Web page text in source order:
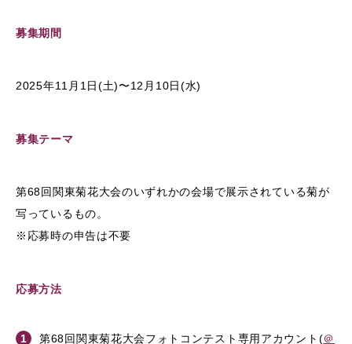
募集期間
2025年11月1日(土)〜12月10日(水)
募集テーマ
第68回関東菊花大会のいずれかの会場で展示されている菊が
写っているもの。
※応募時の申告は不要
応募方法
第68回関東菊花大会フォトコンテスト専用アカウント(＠